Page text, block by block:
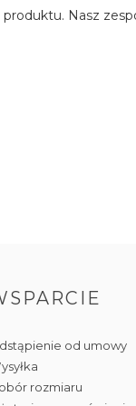
Nasz
od umowy
rozmiaru